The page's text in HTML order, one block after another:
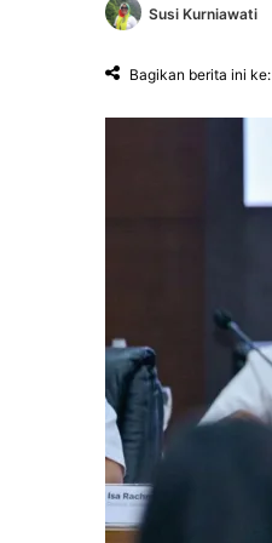
Susi Kurniawati
Bagikan berita ini ke: